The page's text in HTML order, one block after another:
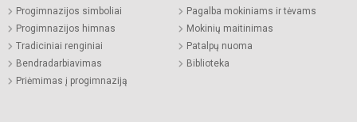
Progimnazijos simboliai
Progimnazijos himnas
Tradiciniai renginiai
Bendradarbiavimas
Priėmimas į progimnaziją
Pagalba mokiniams ir tėvams
Mokinių maitinimas
Patalpų nuoma
Biblioteka